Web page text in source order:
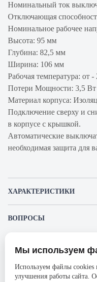
Номинальный ток
Отключающая
Номинальное рабочее
Высота: 95 мм
Глубина: 82,5 мм
Ширина: 106 мм
Рабочая температура: от
Потери Мощности: 3,5 Вт
Материал корпуса:
Подключение сверху и
в корпусе с крышкой.
Автоматические
необходимая защита для
ХАРАКТЕРИСТИКИ
Производитель
Серия
ВОПРОСЫ
Пожалуйста,
Представленные изображения и
без предварительного
ответственности в случае не
Мы используем
Используем файлы cookies
улучшения работы сайта.